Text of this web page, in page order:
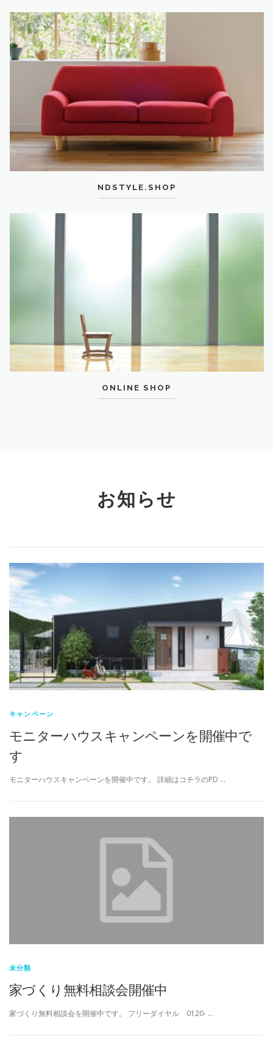
NDSTYLE.SHOP
ONLINE SHOP
お知らせ
キャンペーン
モニターハウスキャンペーンを開催中で
す
モニターハウスキャンペーンを開催中です。 詳細はコチラのPD …
未分類
家づくり無料相談会開催中
家づくり無料相談会を開催中です。 フリーダイヤル 0120- …